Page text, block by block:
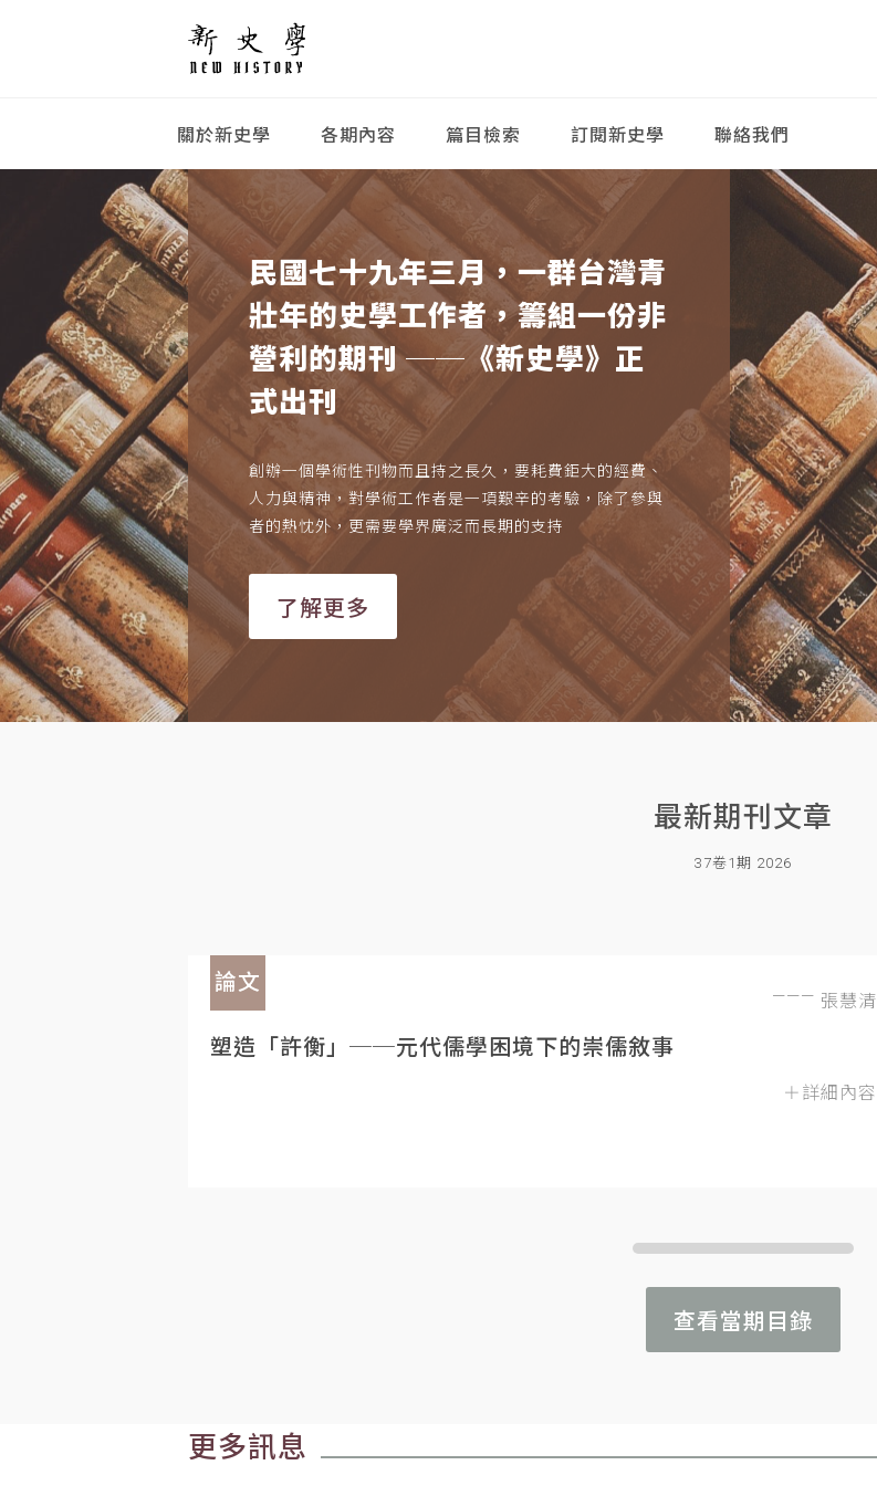
關於新史學 各期內容 篇目檢索 訂閱新史學 聯絡我們
民國七十九年三月，一群台灣青
壯年的史學工作者，籌組一份非
營利的期刊 ──《新史學》正
式出刊
創辦一個學術性刊物而且持之長久，要耗費鉅大的經費、
人力與精神，對學術工作者是一項艱辛的考驗，除了參與
者的熱忱外，更需要學界廣泛而長期的支持
了解更多
最新期刊文章
37卷1期 2026
論文
張慧清
塑造「許衡」──元代儒學困境下的崇儒敘事
＋詳細內容
查看當期目錄
更多訊息